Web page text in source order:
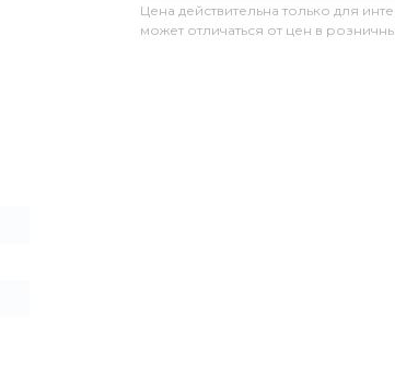
Цена действительна только для
может отличаться от цен в